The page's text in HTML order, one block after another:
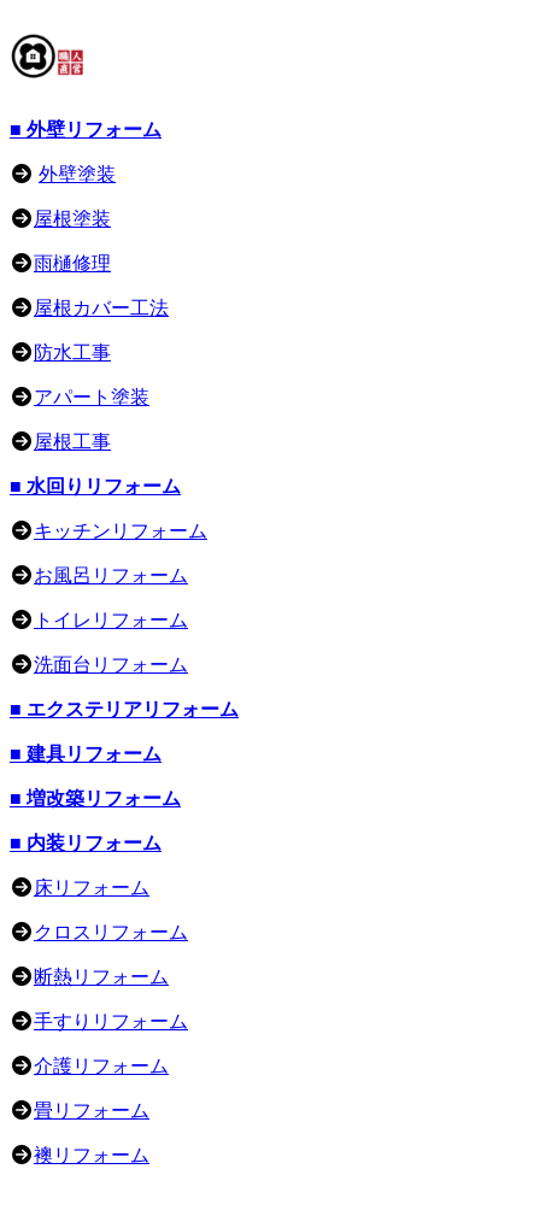
■ 外壁リフォーム
外壁塗装
屋根塗装
雨樋修理
屋根カバー工法
防水工事
アパート塗装
屋根工事
■ 水回りリフォーム
キッチンリフォーム
お風呂リフォーム
トイレリフォーム
洗面台リフォーム
■ エクステリアリフォーム
■ 建具リフォーム
■ 増改築リフォーム
■ 内装リフォーム
床リフォーム
クロスリフォーム
断熱リフォーム
手すりリフォーム
介護リフォーム
畳リフォーム
襖リフォーム